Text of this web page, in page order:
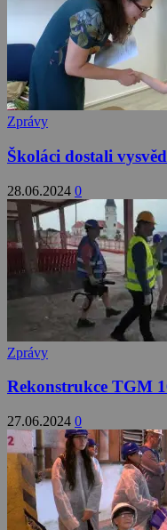
Zprávy
Školáci dostali
28.06.2024 0
Zprávy
Rekonstrukce TGM
27.06.2024 0